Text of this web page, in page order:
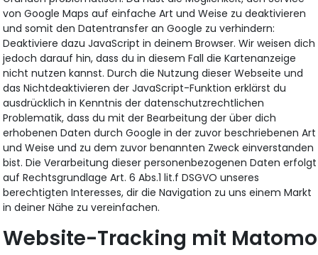
von Google Maps auf einfache Art und Weise zu deaktivieren
und somit den Datentransfer an Google zu verhindern:
Deaktiviere dazu JavaScript in deinem Browser. Wir weisen dich
jedoch darauf hin, dass du in diesem Fall die Kartenanzeige
nicht nutzen kannst. Durch die Nutzung dieser Webseite und
das Nichtdeaktivieren der JavaScript-Funktion erklärst du
ausdrücklich in Kenntnis der datenschutzrechtlichen
Problematik, dass du mit der Bearbeitung der über dich
erhobenen Daten durch Google in der zuvor beschriebenen Art
und Weise und zu dem zuvor benannten Zweck einverstanden
bist. Die Verarbeitung dieser personenbezogenen Daten erfolgt
auf Rechtsgrundlage Art. 6 Abs.1 lit.f DSGVO unseres
berechtigten Interesses, dir die Navigation zu uns einem Markt
in deiner Nähe zu vereinfachen.
Website-Tracking mit Matomo